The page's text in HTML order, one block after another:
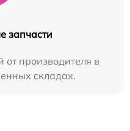
запчасти
от производителя в
складах.